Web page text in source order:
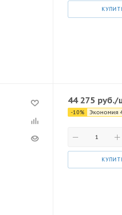
44 275 руб./
-10% Экономия